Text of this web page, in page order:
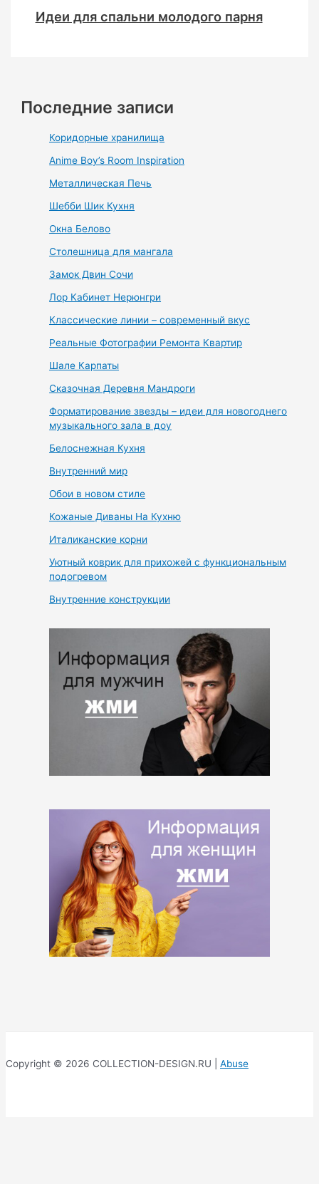
Идеи для спальни молодого парня
Последние записи
Коридорные хранилища
Anime Boy’s Room Inspiration
Металлическая Печь
Шебби Шик Кухня
Окна Белово
Столешница для мангала
Замок Двин Сочи
Лор Кабинет Нерюнгри
Классические линии – современный вкус
Реальные Фотографии Ремонта Квартир
Шале Карпаты
Сказочная Деревня Мандроги
Форматирование звезды – идеи для новогоднего
музыкального зала в доу
Белоснежная Кухня
Внутренний мир
Обои в новом стиле
Кожаные Диваны На Кухню
Италиканские корни
Уютный коврик для прихожей с функциональным
подогревом
Внутренние конструкции
Copyright © 2026 COLLECTION-DESIGN.RU | Abuse